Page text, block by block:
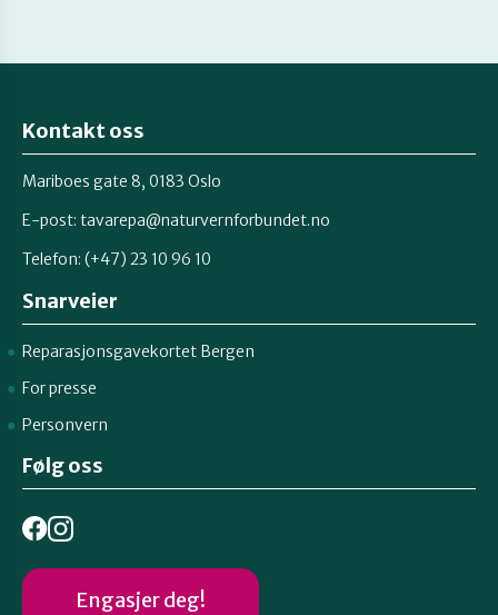
Kontakt oss
Mariboes gate 8, 0183 Oslo
E-post: tavarepa@naturvernforbundet.no
Telefon: (+47) 23 10 96 10
Snarveier
Reparasjonsgavekortet Bergen
For presse
Personvern
Følg oss
Engasjer deg!